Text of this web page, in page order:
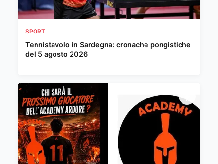
SPORT
Tennistavolo in Sardegna: cronache pongistiche
del 5 agosto 2026